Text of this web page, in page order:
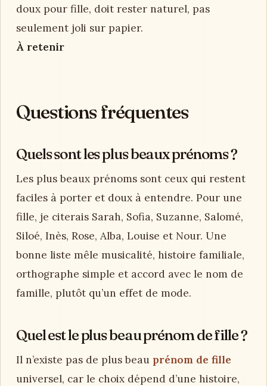
doux pour fille, doit rester naturel, pas
seulement joli sur papier.
À retenir
Questions fréquentes
Quels sont les plus beaux prénoms ?
Les plus beaux prénoms sont ceux qui restent
faciles à porter et doux à entendre. Pour une
fille, je citerais Sarah, Sofia, Suzanne, Salomé,
Siloé, Inès, Rose, Alba, Louise et Nour. Une
bonne liste mêle musicalité, histoire familiale,
orthographe simple et accord avec le nom de
famille, plutôt qu’un effet de mode.
Quel est le plus beau prénom de fille ?
Il n’existe pas de plus beau prénom de fille
universel, car le choix dépend d’une histoire,